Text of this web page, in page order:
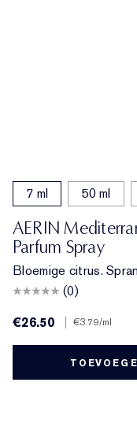
7 ml 50 ml
AERIN
Parfum Spray
Bloemige citrus.
(0)
€26.50
€3.79/ml